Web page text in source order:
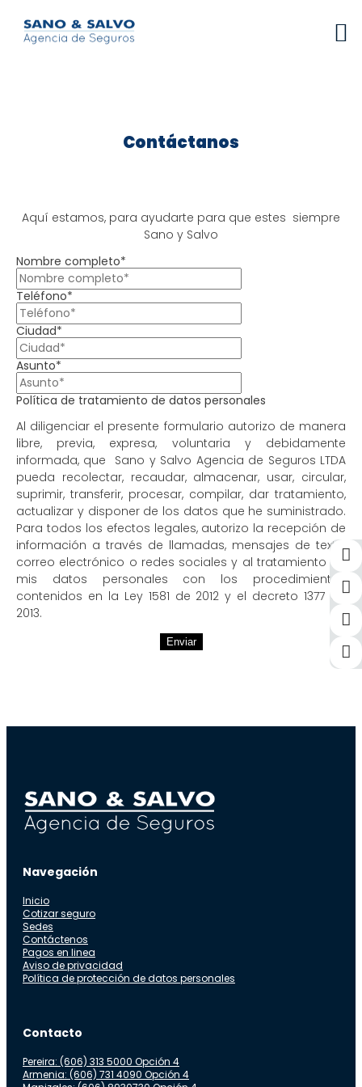
Contáctanos
Aquí estamos, para ayudarte para que estes siempre
Sano y Salvo
Nombre completo*
Teléfono*
Ciudad*
Asunto*
Política de tratamiento de datos personales
Al diligenciar el presente formulario autorizo de manera
libre, previa, expresa, voluntaria y debidamente
informada, que Sano y Salvo Agencia de Seguros LTDA
pueda recolectar, recaudar, almacenar, usar, circular,
suprimir, transferir, procesar, compilar, dar tratamiento,
actualizar y disponer de los datos que he suministrado.
Para todos los efectos legales, autorizo la recepción de
información a través de llamadas, mensajes de texto,
correo electrónico o redes sociales y al tratamiento de
mis datos personales con los procedimientos
contenidos en la Ley 1581 de 2012 y el decreto 1377 de
2013.
Enviar
Navegación
Inicio
Cotizar seguro
Sedes
Contáctenos
Pagos en linea
Aviso de privacidad
Política de protección de datos personales
Contacto
Pereira: (606) 313 5000 Opción 4
Armenia: (606) 731 4090 Opción 4